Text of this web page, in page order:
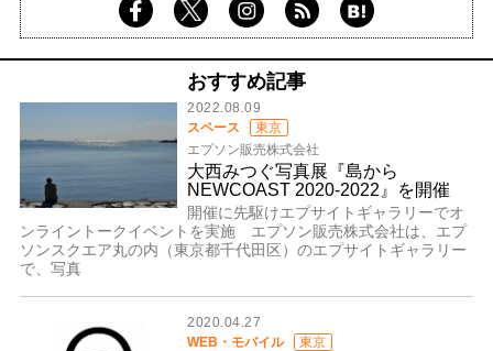
おすすめ記事
2022.08.09
スペース
東京
エプソン販売株式会社
大西みつぐ写真展『島から
NEWCOAST 2020-2022』を開催
開催に先駆けエプサイトギャラリーでオ
ンライントークイベントを実施 エプソン販売株式会社は、エプ
ソンスクエア丸の内（東京都千代田区）のエプサイトギャラリー
で、写真
2020.04.27
WEB・モバイル
東京